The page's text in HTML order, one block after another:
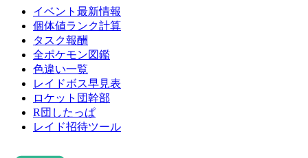
イベント最新情報
個体値ランク計算
タスク報酬
全ポケモン図鑑
色違い一覧
レイドボス早見表
ロケット団幹部
R団したっぱ
レイド招待ツール